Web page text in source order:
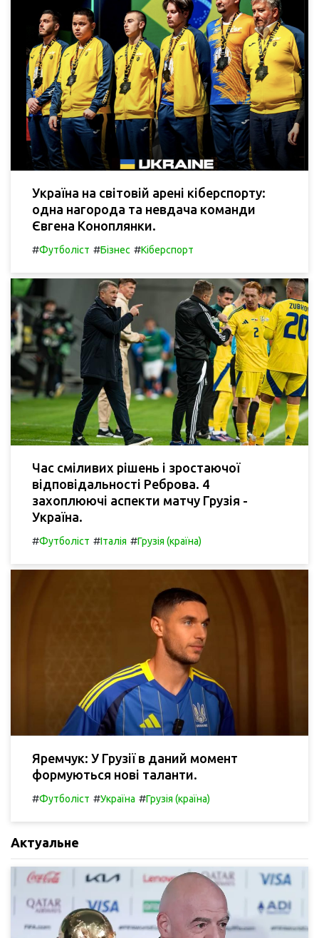
Україна на світовій арені кіберспорту:
одна нагорода та невдача команди
Євгена Коноплянки.
#Футболіст #Бізнес #Кіберспорт
Час сміливих рішень і зростаючої
відповідальності Реброва. 4
захоплюючі аспекти матчу Грузія -
Україна.
#Футболіст #Італія #Грузія (країна)
Яремчук: У Грузії в даний момент
формуються нові таланти.
#Футболіст #Україна #Грузія (країна)
Актуальне